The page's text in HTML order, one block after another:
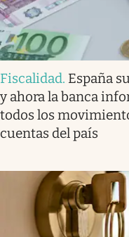
Fiscalidad. España
y ahora la banca
todos los
cuentas del país